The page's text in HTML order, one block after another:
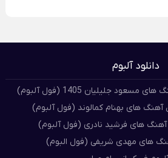
دانلود آلبوم
جلیلیان 1405 (فول آلبوم)
آهنگ های بهنام کمالوند (فول آلبوم)
آهنگ های فرشید نادری (فول آلبوم)
های مهدی شریفی (فول البوم)